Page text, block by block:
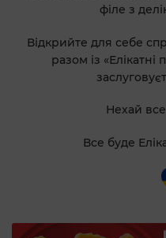
філе з
Відкрийте для себе
разом із
Нехай
Все буде